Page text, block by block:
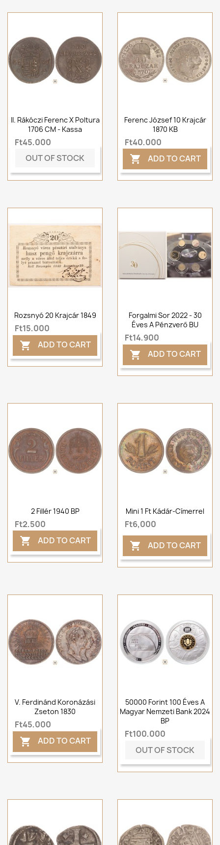
II. Rákóczi Ferenc X Poltura
1706 CM - Kassa
Ft45,000
OUT OF STOCK
Ferenc József 10 Krajcár
1870 KB
Ft40,000
 ADD TO CART
Rozsnyó 20 Krajcár 1849
Ft15,000
 ADD TO CART
Forgalmi Sor 2022 - 30
Éves A Pénzverő BU
Ft14,900
 ADD TO CART
2 Fillér 1940 BP
Ft2,500
 ADD TO CART
Mini 1 Ft Kádár-Címerrel
Ft6,000
 ADD TO CART
V. Ferdinánd Koronázási
Zseton 1830
Ft45,000
 ADD TO CART
50000 Forint 100 Éves A
Magyar Nemzeti Bank 2024
BP
Ft100,000
OUT OF STOCK